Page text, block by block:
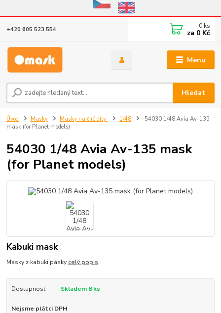
Eshop v provozu do 31.10.2026
Menu
Hledat
+420 605 523 554 0 ks
za 0 Kč
Úvod Masky Masky na čiré díly 1/48
54030 1/48 Avia Av-135
mask (for Planet models)
54030 1/48 Avia Av-135 mask
(for Planet models)
Kabuki mask
Masky z kabuki pásky celý popis
Dostupnost Skladem 8 ks
Nejsme plátci DPH